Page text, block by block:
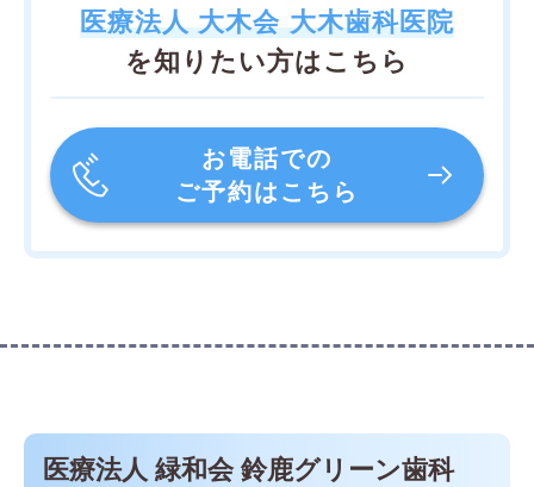
医療法人 大木会 大木歯科医院
を知りたい方はこちら
お電話での
ご予約はこちら
医療法人 緑和会 鈴鹿グリーン歯科